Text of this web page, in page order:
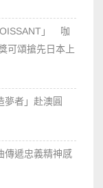
」 咖
可頌搶先日本上
夢者」赴澳圓
傳遞忠義精神感